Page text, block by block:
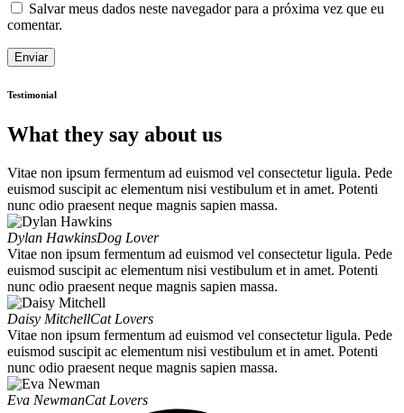
Salvar meus dados neste navegador para a próxima vez que eu
comentar.
Testimonial
What they say about us
Vitae non ipsum fermentum ad euismod vel consectetur ligula. Pede
euismod suscipit ac elementum nisi vestibulum et in amet. Potenti
nunc odio praesent neque magnis sapien massa.
Dylan HawkinsDog Lover
Vitae non ipsum fermentum ad euismod vel consectetur ligula. Pede
euismod suscipit ac elementum nisi vestibulum et in amet. Potenti
nunc odio praesent neque magnis sapien massa.
Daisy MitchellCat Lovers
Vitae non ipsum fermentum ad euismod vel consectetur ligula. Pede
euismod suscipit ac elementum nisi vestibulum et in amet. Potenti
nunc odio praesent neque magnis sapien massa.
Eva NewmanCat Lovers